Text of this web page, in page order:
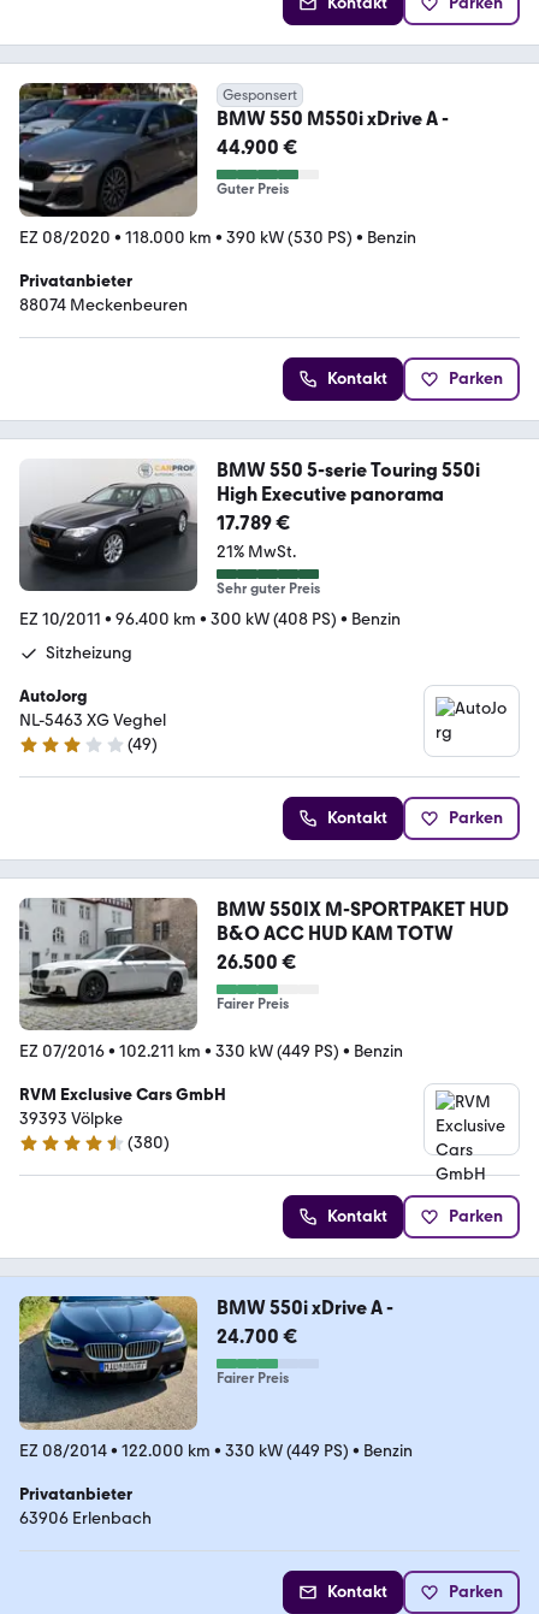
Gesponsert
BMW 550 M550i xDrive A -
44.900 €
Guter Preis
EZ 08/2020 • 118.000 km • 390 kW (530 PS) • Benzin
Privatanbieter
88074 Meckenbeuren
Kontakt Parken
BMW 550 5-serie Touring 550i
High Executive panorama
17.789 €
21% MwSt.
Sehr guter Preis
EZ 10/2011 • 96.400 km • 300 kW (408 PS) • Benzin
Sitzheizung
AutoJorg
NL-5463 XG Veghel
3.1 Sterne
(49)
Kontakt Parken
BMW 550IX M-SPORTPAKET HUD
B&O ACC HUD KAM TOTW
26.500 €
Fairer Preis
EZ 07/2016• 102.211 km • 330 kW (449 PS) • Benzin
RVM Exclusive Cars GmbH
39393 Völpke
4.7 Sterne
(380)
Kontakt Parken
BMW 550i xDrive A -
24.700 €
Fairer Preis
EZ 08/2014• 122.000 km • 330 kW (449 PS) • Benzin
Privatanbieter
63906 Erlenbach
Kontakt Parken